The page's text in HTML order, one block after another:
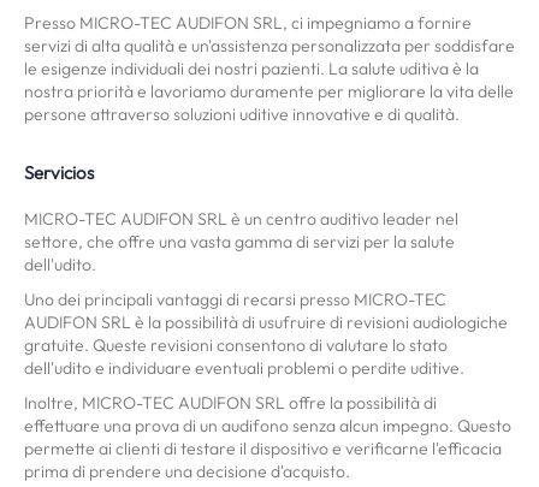
Presso MICRO-TEC AUDIFON SRL, ci impegniamo a fornire
servizi di alta qualità e un'assistenza personalizzata per soddisfare
le esigenze individuali dei nostri pazienti. La salute uditiva è la
nostra priorità e lavoriamo duramente per migliorare la vita delle
persone attraverso soluzioni uditive innovative e di qualità.
Servicios
MICRO-TEC AUDIFON SRL è un centro auditivo leader nel
settore, che offre una vasta gamma di servizi per la salute
dell'udito.
Uno dei principali vantaggi di recarsi presso MICRO-TEC
AUDIFON SRL è la possibilità di usufruire di revisioni audiologiche
gratuite. Queste revisioni consentono di valutare lo stato
dell'udito e individuare eventuali problemi o perdite uditive.
Inoltre, MICRO-TEC AUDIFON SRL offre la possibilità di
effettuare una prova di un audifono senza alcun impegno. Questo
permette ai clienti di testare il dispositivo e verificarne l'efficacia
prima di prendere una decisione d'acquisto.